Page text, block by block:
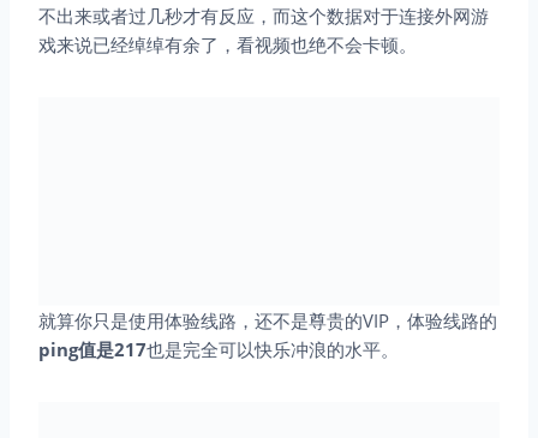
不出来或者过几秒才有反应，而这个数据对于连接外网游
戏来说已经绰绰有余了，看视频也绝不会卡顿。
就算你只是使用体验线路，还不是尊贵的VIP，体验线路的
ping值是217也是完全可以快乐冲浪的水平。